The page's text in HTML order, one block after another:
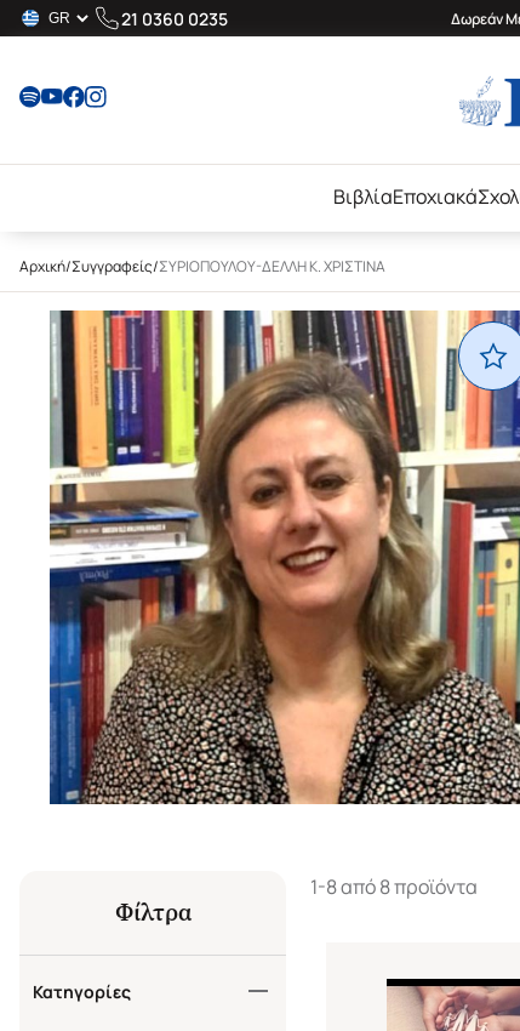
21 0360 0235 Δωρεάν
ΒιβλίαΕποχιακά
Αρχική/Συγγραφείς/ΣΥΡΙΟΠΟΥΛΟΥ-ΔΕΛΛΗ Κ. ΧΡΙΣΤΙΝΑ
Φίλτρα
Κατηγορίες
1-8 από 8 προϊόντα